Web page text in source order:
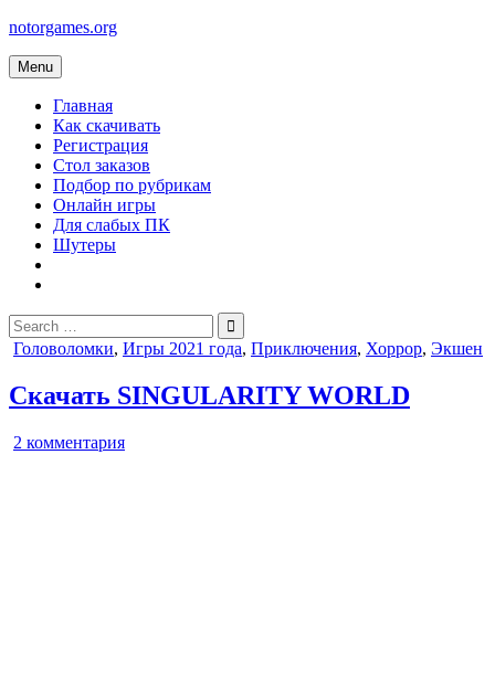
Skip
content
notorgames.org
Menu
Главная
Как скачивать
Регистрация
Стол заказов
Подбор по рубрикам
Онлайн игры
Для слабых ПК
Шутеры
Search
for:
Posted
Головоломки, Игры 2021 года, Приключения, Хоррор, Экшен
Скачать SINGULARITY WORLD
2 комментарияк